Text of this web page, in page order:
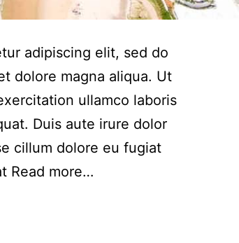
adipiscing elit, sed do
dolore magna aliqua. Ut
ullamco laboris
Duis aute irure dolor
cillum dolore eu fugiat
Read more…